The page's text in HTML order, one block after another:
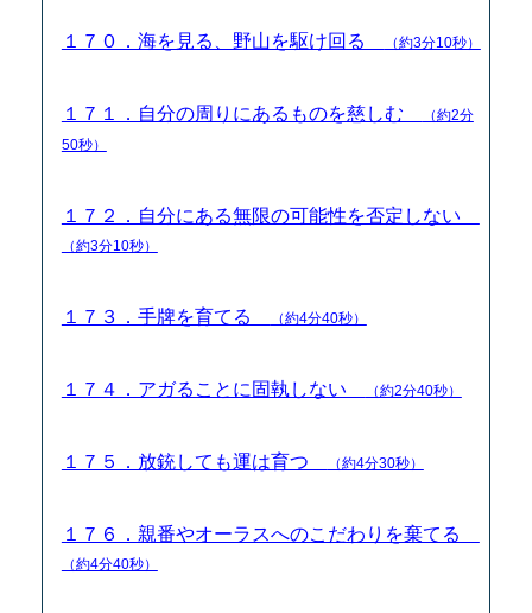
１７０．海を見る、野山を駆け回る （約3分10秒）
１７１．自分の周りにあるものを慈しむ
（約2分
50秒）
１７２．自分にある無限の可能性を否定しない
（約3分10秒）
１７３．手牌を育てる （約4分40秒）
１７４．アガることに固執しない （約2分40秒）
１７５．放銃しても運は育つ （約4分30秒）
１７６．親番やオーラスへのこだわりを棄てる
（約4分40秒）